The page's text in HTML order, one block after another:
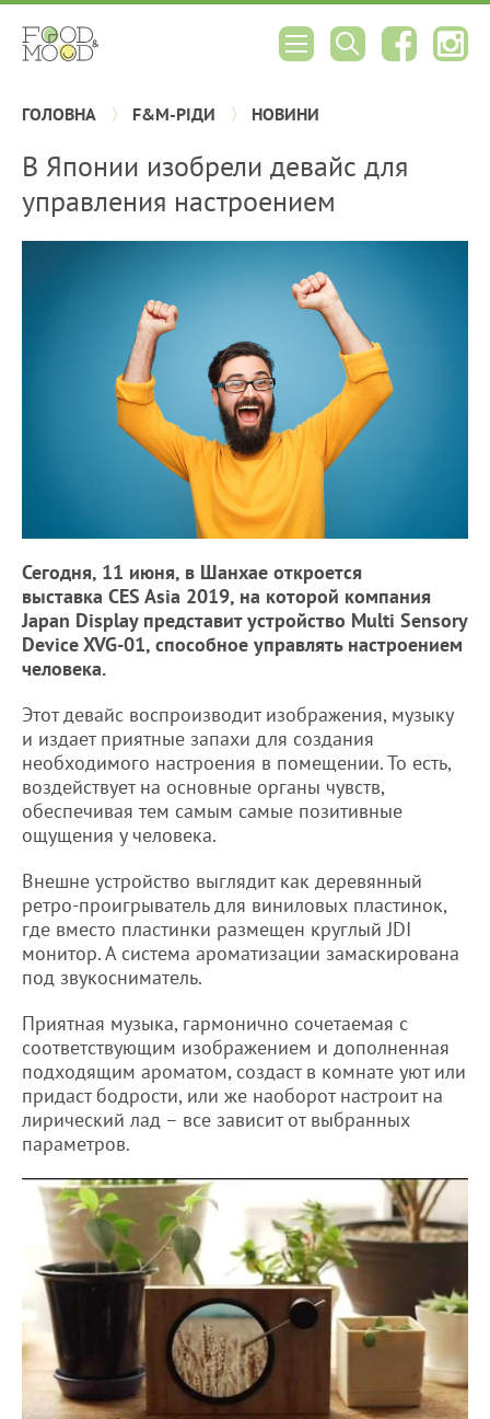
ГОЛОВНА F&M-РІДИ НОВИНИ
В Японии изобрели девайс для
управления настроением
Сегодня, 11 июня, в Шанхае откроется
выставка CES Asia 2019, на которой компания
Japan Display представит устройство Multi Sensory
Device XVG-01, способное управлять настроением
человека.
Этот девайс воспроизводит изображения, музыку
и издает приятные запахи для создания
необходимого настроения в помещении. То есть,
воздействует на основные органы чувств,
обеспечивая тем самым самые позитивные
ощущения у человека.
Внешне устройство выглядит как деревянный
ретро-проигрыватель для виниловых пластинок,
где вместо пластинки размещен круглый JDI
монитор. А система ароматизации замаскирована
под звукосниматель.
Приятная музыка, гармонично сочетаемая с
соответствующим изображением и дополненная
подходящим ароматом, создаст в комнате уют или
придаст бодрости, или же наоборот настроит на
лирический лад – все зависит от выбранных
параметров.